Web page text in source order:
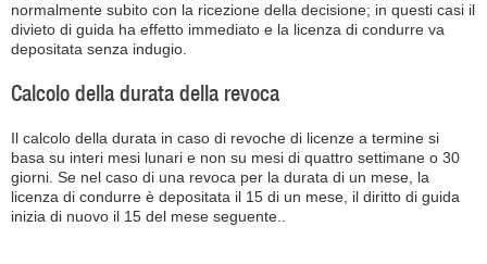
normalmente subito con la ricezione della decisione; in questi casi il
divieto di guida ha effetto immediato e la licenza di condurre va
depositata senza indugio.
Calcolo della durata della revoca
Il calcolo della durata in caso di revoche di licenze a termine si
basa su interi mesi lunari e non su mesi di quattro settimane o 30
giorni. Se nel caso di una revoca per la durata di un mese, la
licenza di condurre è depositata il 15 di un mese, il diritto di guida
inizia di nuovo il 15 del mese seguente..